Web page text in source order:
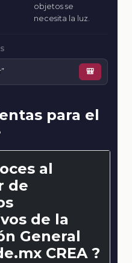
objetos se
necesita la luz.
🎒
para el
al
de
de la
General
CREA ?